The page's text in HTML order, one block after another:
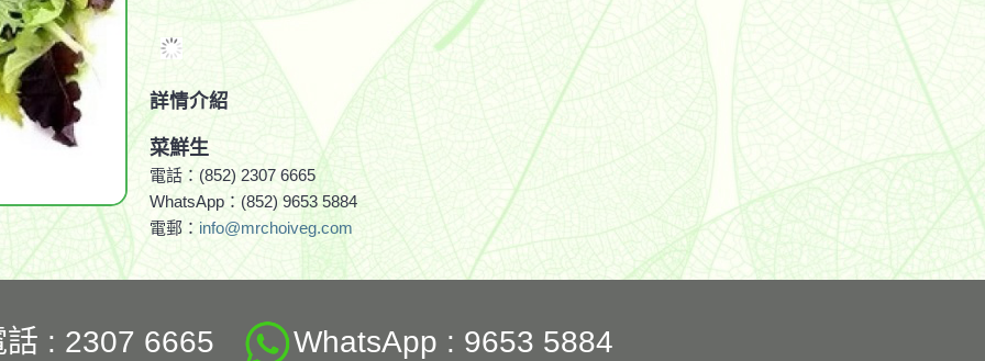
詳情介紹
菜鮮生
電話：(852) 2307 6665
WhatsApp：(852) 9653 5884
電郵： info@mrchoiveg.com
: 2307 6665 WhatsApp : 9653 5884